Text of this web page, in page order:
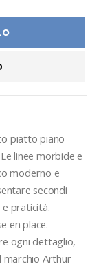
piatto piano
linee morbide e
moderno e
secondi
praticità.
en place.
ogni dettaglio,
marchio Arthur